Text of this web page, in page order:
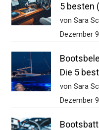
5 besten
von Sara
Dezember
Die 5
von Sara
Dezember